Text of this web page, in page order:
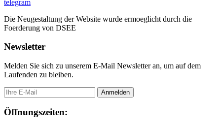
telegram
Die Neugestaltung der Website wurde ermoeglicht durch die
Foerderung von DSEE
Newsletter
Melden Sie sich zu unserem E-Mail Newsletter an, um auf dem
Laufenden zu bleiben.
Öffnungszeiten: